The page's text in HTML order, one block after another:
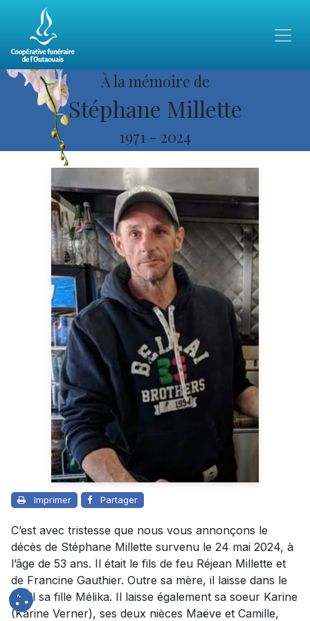
À la mémoire de
Stéphane Millette
1971 - 2024
Imprimer Partager
C’est avec tristesse que nous vous annonçons le
décès de Stéphane Millette survenu le 24 mai 2024, à
l’âge de 53 ans. Il était le fils de feu Réjean Millette et
de Francine Gauthier. Outre sa mère, il laisse dans le
deuil sa fille Mélika. Il laisse également sa soeur Karine
(Karine Verner), ses deux nièces Maëve et Camille,